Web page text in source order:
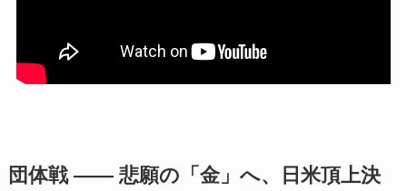
団体戦 —— 悲願の「金」へ、日米頂上決